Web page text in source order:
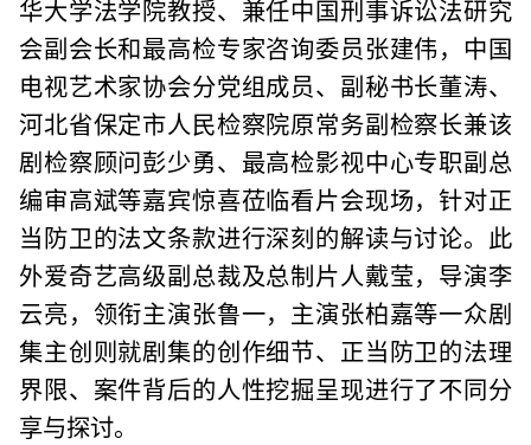
华大学法学院教授、兼任中国刑事诉讼法研究
会副会长和最高检专家咨询委员张建伟，中国
电视艺术家协会分党组成员、副秘书长董涛、
河北省保定市人民检察院原常务副检察长兼该
剧检察顾问彭少勇、最高检影视中心专职副总
编审高斌等嘉宾惊喜莅临看片会现场，针对正
当防卫的法文条款进行深刻的解读与讨论。此
外爱奇艺高级副总裁及总制片人戴莹，导演李
云亮，领衔主演张鲁一，主演张柏嘉等一众剧
集主创则就剧集的创作细节、正当防卫的法理
界限、案件背后的人性挖掘呈现进行了不同分
享与探讨。